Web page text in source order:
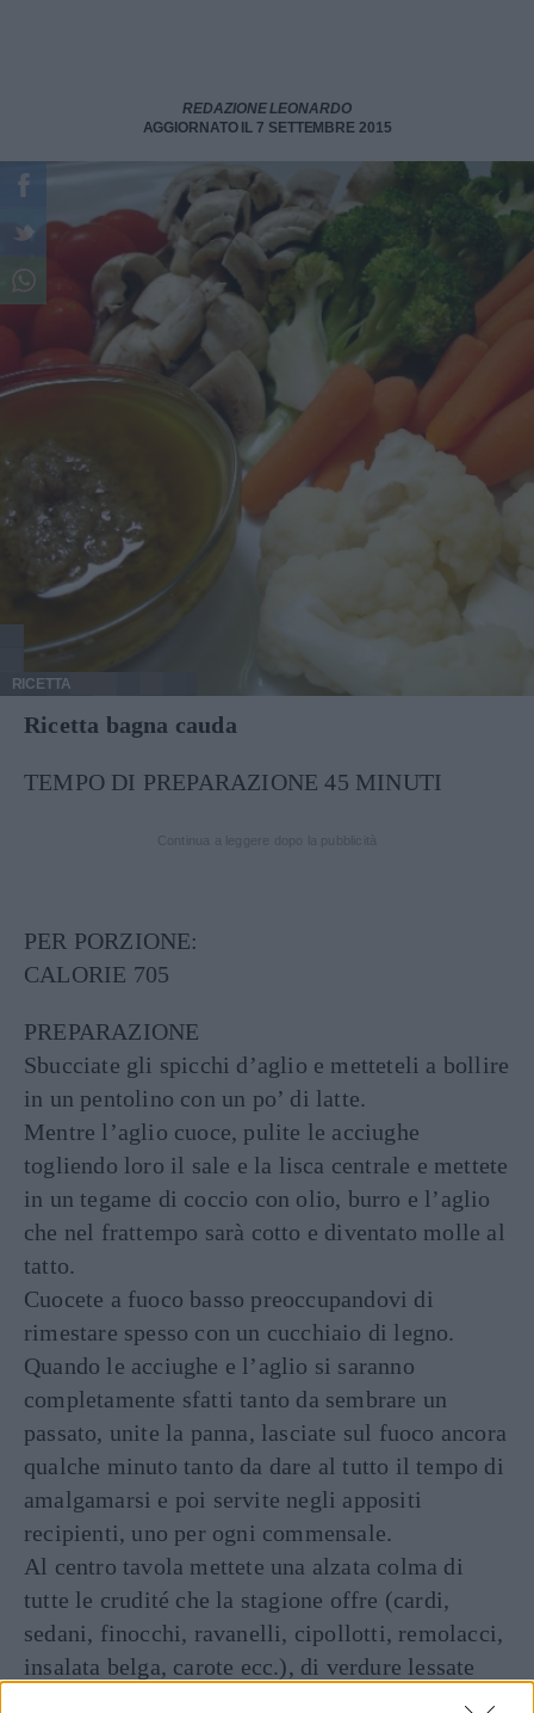
REDAZIONE LEONARDO
AGGIORNATO IL 7 SETTEMBRE 2015
RICETTA
Ricetta bagna cauda
TEMPO DI PREPARAZIONE 45 MINUTI
PER PORZIONE:
CALORIE 705
PREPARAZIONE
Sbucciate gli spicchi d’aglio e metteteli a bollire
in un pentolino con un po’ di latte.
Mentre l’aglio cuoce, pulite le acciughe
togliendo loro il sale e la lisca centrale e mettete
in un tegame di coccio con olio, burro e l’aglio
che nel frattempo sarà cotto e diventato molle al
tatto.
Cuocete a fuoco basso preoccupandovi di
rimestare spesso con un cucchiaio di legno.
Quando le acciughe e l’aglio si saranno
completamente sfatti tanto da sembrare un
passato, unite la panna, lasciate sul fuoco ancora
qualche minuto tanto da dare al tutto il tempo di
amalgamarsi e poi servite negli appositi
recipienti, uno per ogni commensale.
Al centro tavola mettete una alzata colma di
tutte le crudité che la stagione offre (cardi,
sedani, finocchi, ravanelli, cipollotti, remolacci,
insalata belga, carote ecc.), di verdure lessate
(patate, rape, cavolfiori, cavolini di Bruxelles,